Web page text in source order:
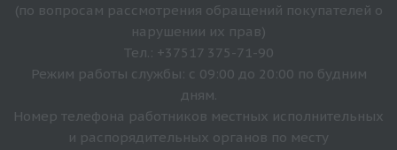
(по вопросам рассмотрения обращений покупателей о
нарушении их прав)
Тел.: +37517 375-71-90
Режим работы службы: с 09:00 до 20:00 по будним
дням.
Номер телефона работников местных исполнительных
и распорядительных органов по месту